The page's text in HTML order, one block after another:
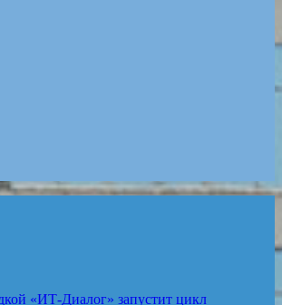
«ИТ-Диалог» запустит цикл